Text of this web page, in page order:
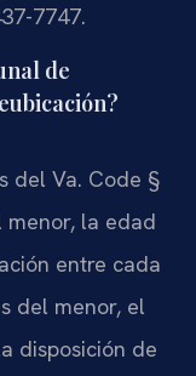
7747.
de
del Va. Code §
menor, la edad
entre cada
del menor, el
disposición de